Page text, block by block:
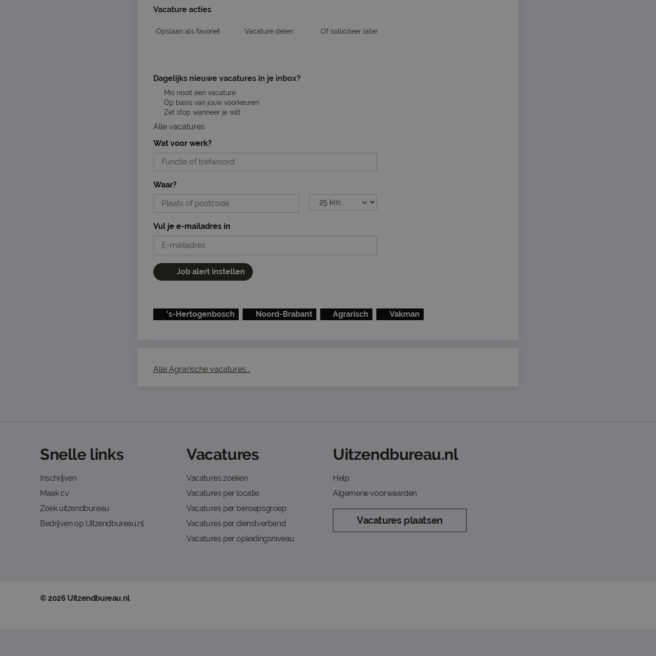
Vacature acties
Opslaan als favoriet Vacature delen Of solliciteer later
Dagelijks nieuwe vacatures in je inbox?
Mis nooit een vacature
Op basis van jouw voorkeuren
Zet stop wanneer je wilt
Alle vacatures
Wat voor werk?
Waar?
Vul je e-mailadres in
Job alert instellen
's-Hertogenbosch Noord-Brabant Agrarisch Vakman
Alle Agrarische vacatures...
Snelle links
Inschrijven
Maak cv
Zoek uitzendbureau
Bedrijven op Uitzendbureau.nl
Vacatures
Vacatures zoeken
Vacatures per locatie
Vacatures per beroepsgroep
Vacatures per dienstverband
Vacatures per opleidingsniveau
Uitzendbureau.nl
Help
Algemene voorwaarden
Vacatures plaatsen
© 2026 Uitzendbureau.nl